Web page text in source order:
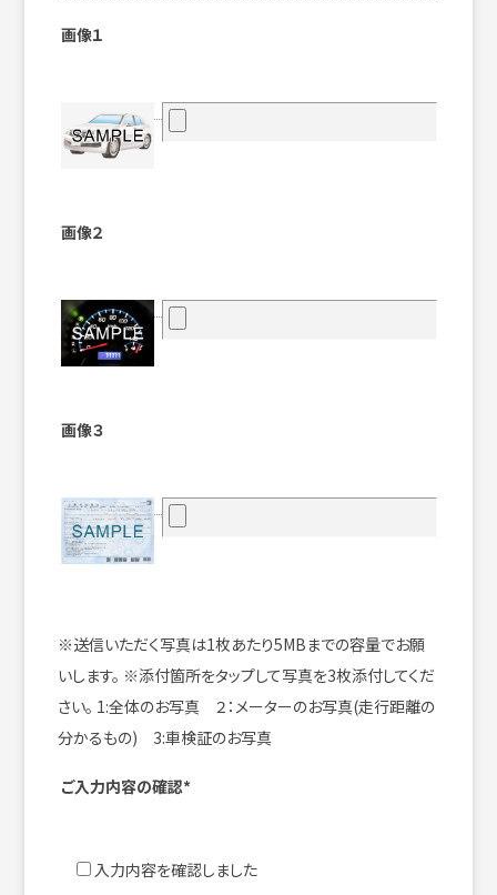
画像１
画像２
画像３
※送信いただく写真は1枚あたり5MBまでの容量でお願
いします。 ※添付箇所をタップして写真を3枚添付してくだ
さい。 1:全体のお写真 ２：メーターのお写真(走行距離の
分かるもの) 3:車検証のお写真
ご入力内容の確認*
入力内容を確認しました